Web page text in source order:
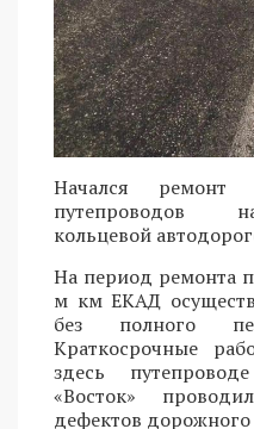
Начался ремонт
путепроводов
кольцевой
На период ремонта
м км ЕКАД
без полного
Краткосрочные
здесь
«Восток»
дефектов